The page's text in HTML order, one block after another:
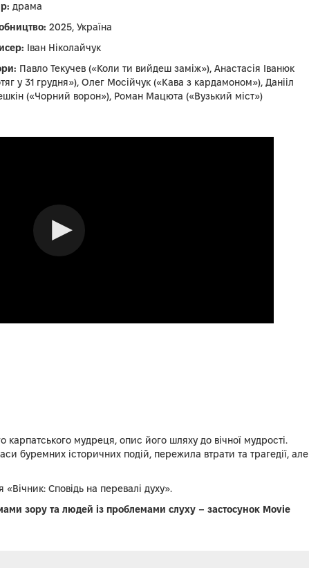
драма
2025, Україна
Іван Ніколайчук
Павло Текучев («Коли ти вийдеш заміж»), Анастасія Іванюк
у 31 грудня»), Олег Мосійчук («Кава з кардамоном»), Данііл
(«Чорний ворон»), Роман Мацюта («Вузький міст»)
карпатського мудреця, опис його шляху до вічної мудрості.
буремних історичних подій, пережила втрати та трагедії, але
Сповідь на перевалі духу».
зору та людей із проблемами слуху – застосунок Movie